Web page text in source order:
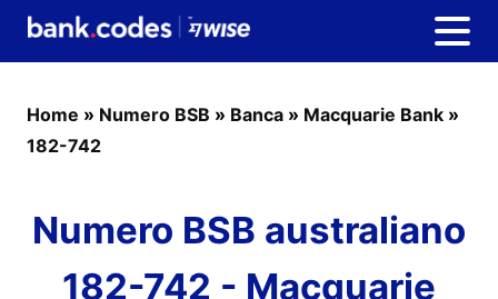
Home » Numero BSB » Banca » Macquarie Bank »
182-742
Numero BSB australiano
182-742 - Macquarie